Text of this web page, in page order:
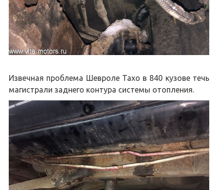
Извечная проблема Шевроле Тахо в 840 кузове течь
магистрали заднего контура системы отопления.